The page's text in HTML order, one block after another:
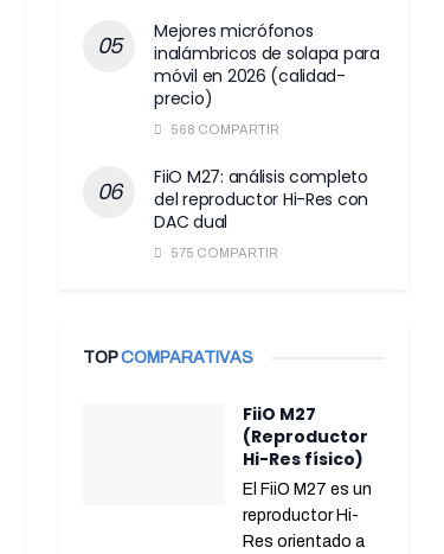
Mejores micrófonos
inalámbricos de solapa para
móvil en 2026 (calidad-
precio)
568 COMPARTIR
FiiO M27: análisis completo
del reproductor Hi-Res con
DAC dual
575 COMPARTIR
TOPCOMPARATIVAS
FiiO M27
(Reproductor
Hi-Res físico)
El FiiO M27 es un
reproductor Hi-
Res orientado a